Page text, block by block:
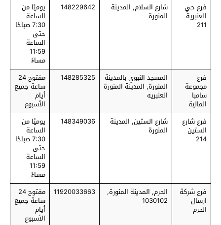
فرع حي
العنبرية
211
شارع السلام, المدينة
المنورة
148229642 يوميًا من
الساعة
7:30 صباحًا
حتى
الساعة
11:59
مساءً
فرع
مجموعة
سامبا
المالية
المسجد النبوي بالمدينة
المنورة, المدينة المنورة
العنبريه
148285325 مفتوح 24
ساعة جميع
أيام
الأسبوع
فرع شارع
الستين
214
شارع الستين, المدينة
المنورة
148349036 يوميًا من
الساعة
7:30 صباحًا
حتى
الساعة
11:59
مساءً
فرع شركة
ارسال
الحرم
الحرم, المدينة المنورة,
1030102
11920033663 مفتوح 24
ساعة جميع
أيام
الأسبوع